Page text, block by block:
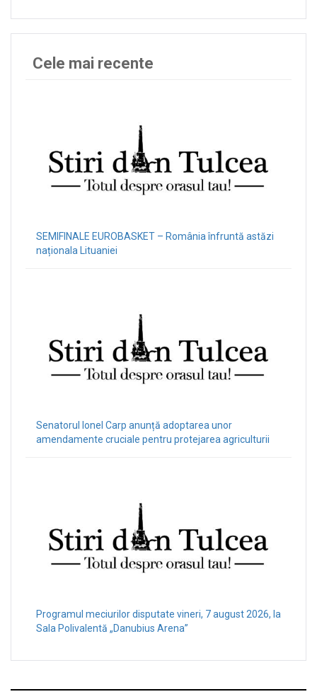
Cele mai recente
SEMIFINALE EUROBASKET – România înfruntă astăzi
naționala Lituaniei
Senatorul Ionel Carp anunță adoptarea unor
amendamente cruciale pentru protejarea agriculturii
Programul meciurilor disputate vineri, 7 august 2026, la
Sala Polivalentă „Danubius Arena”